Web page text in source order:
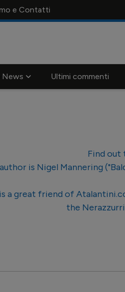
e Contatti
News Ultimi commenti
Find out
is Nigel Mannering
a great friend of
the